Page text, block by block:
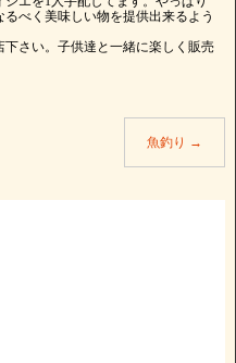
べく美味しい物を提供出来るよう
さい。子供達と一緒に楽しく販売
魚釣り →